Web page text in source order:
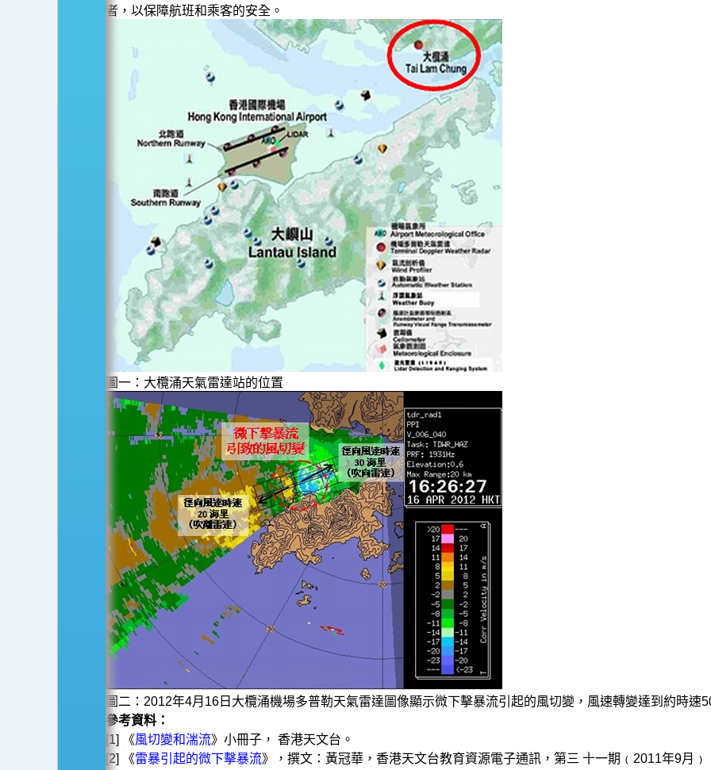
者，以保障航班和乘客的安全。
圖一：大欖涌天氣雷達站的位置
圖二：2012年4月16日大欖涌機場多普勒天氣雷達圖像顯示微下擊暴流引起的風切變，風速轉變達到約時速
參考資料：
[1] 《風切變和湍流》小冊子， 香港天文台。
[2] 《雷暴引起的微下擊暴流》，撰文：黃冠華，香港天文台教育資源電子通訊，第三 十一期﹙2011年9月﹚